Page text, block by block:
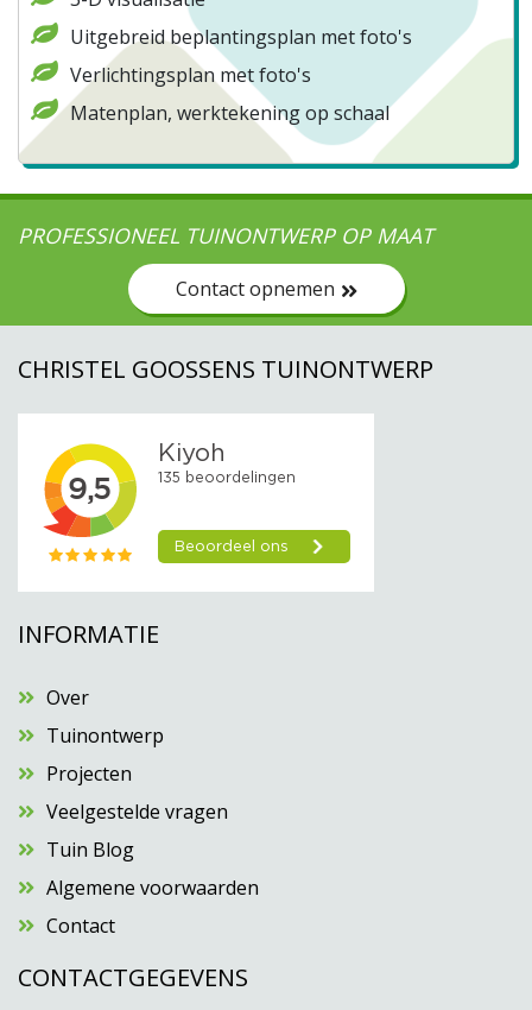
Uitgebreid beplantingsplan met foto's
Verlichtingsplan met foto's
Matenplan, werktekening op schaal
PROFESSIONEEL TUINONTWERP OP MAAT
Contact opnemen
CHRISTEL GOOSSENS TUINONTWERP
INFORMATIE
Over
Tuinontwerp
Projecten
Veelgestelde vragen
Tuin Blog
Algemene voorwaarden
Contact
CONTACTGEGEVENS